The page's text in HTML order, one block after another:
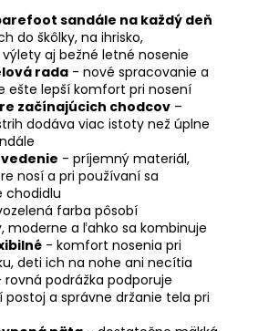
sandále na každý deň
do škôlky, na ihrisko,
aj bežné letné nosenie
rada - nové spracovanie a
ešte lepší komfort pri nosení
začínajúcich chodcov –
dodáva viac istoty než úplne
- príjemný materiál,
nosí a pri používaní sa
chodidlu
farba pôsobí
moderne a ľahko sa kombinuje
- komfort nosenia pri
deti ich na nohe ani necítia
rovná podrážka podporuje
postoj a správne držanie tela pri